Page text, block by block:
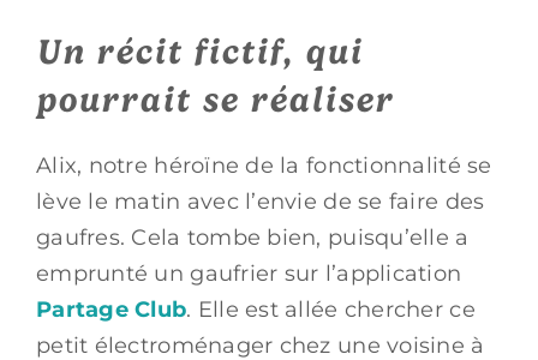
Un récit fictif, qui
pourrait se réaliser
Alix, notre héroïne de la fonctionnalité se
lève le matin avec l’envie de se faire des
gaufres. Cela tombe bien, puisqu’elle a
emprunté un gaufrier sur l’application
Partage Club. Elle est allée chercher ce
petit électroménager chez une voisine à